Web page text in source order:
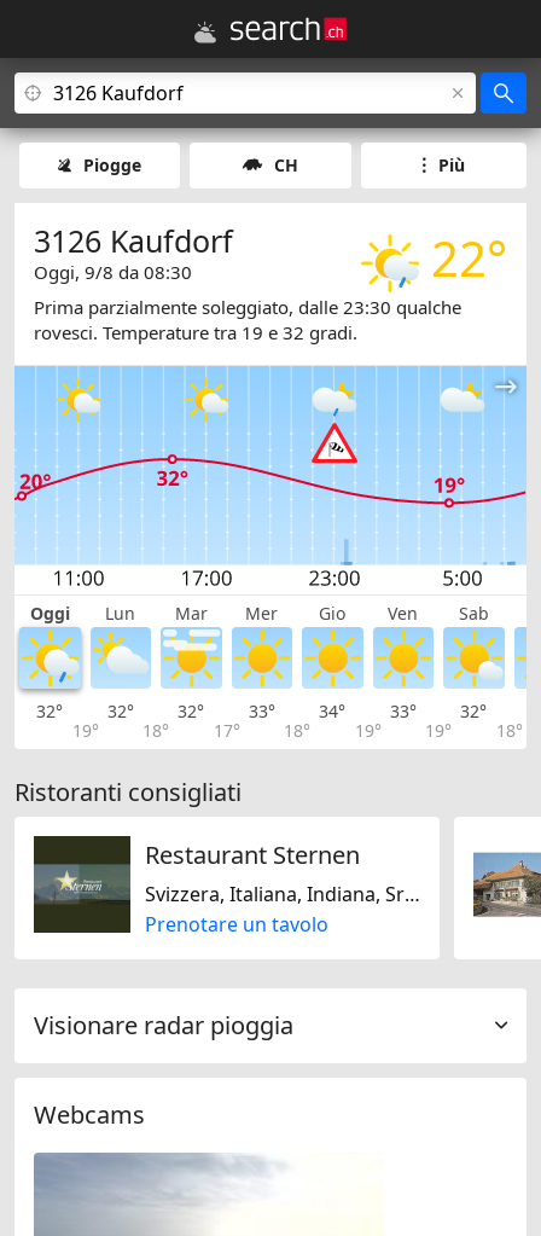
Piogge CH Più
22°
3126 Kaufdorf
Oggi, 9/8 da 08:30
Prima parzialmente soleggiato, dalle 23:30 qualche
rovesci. Temperature tra 19 e 32 gradi.
Oggi Lun Mar Mer Gio Ven Sab
32°
19°
32°
18°
32°
17°
33°
18°
34°
19°
33°
19°
32°
18°
Ristoranti consigliati
Restaurant Sternen
Svizzera, Italiana, Indiana, Sri Lanka, Piatti biologici, Senza glutine
Prenotare un tavolo
Visionare radar pioggia
Webcams